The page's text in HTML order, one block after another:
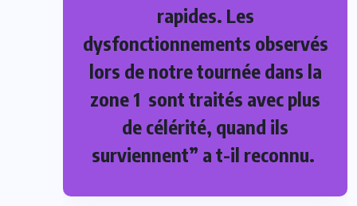
rapides. Les
dysfonctionnements observés
lors de notre tournée dans la
zone 1 sont traités avec plus
de célérité, quand ils
surviennent” a t-il reconnu.